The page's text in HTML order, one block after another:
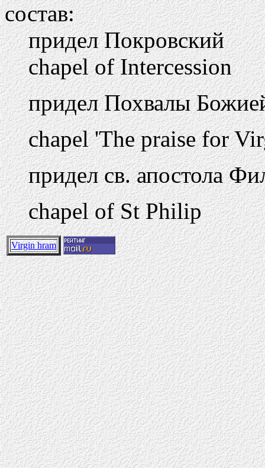
состав:
придел Покровский
chapel of Intercession
придел Похвалы
chapel 'The praise for
придел св. апостола
chapel of St Philip
Virgin hram